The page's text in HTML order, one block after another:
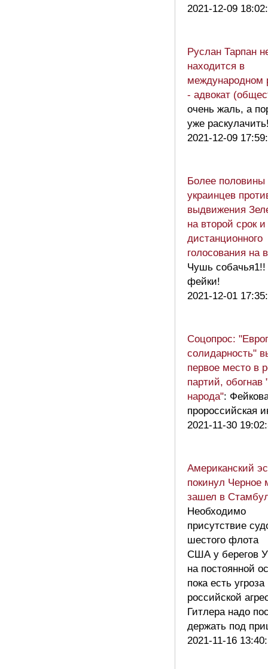
2021-12-09
Руслан Тарпан
находится в
международном
- адвокат
очень жаль, а
уже
2021-12-09
Более половины
украинцев
выдвижения
на второй срок и
дистанционного
голосования на
Чушь
фейки!
2021-12-01
Соцопрос:
солидарность"
первое место в
партий, обогнав
народа":
пророссийская
2021-11-30
Американский
покинул Черное
зашел в
Необходимо
присутствие
шестого флота
США у берегов
на постоянной
пока есть угроза
российской
Гитлера надо
держать под
2021-11-16